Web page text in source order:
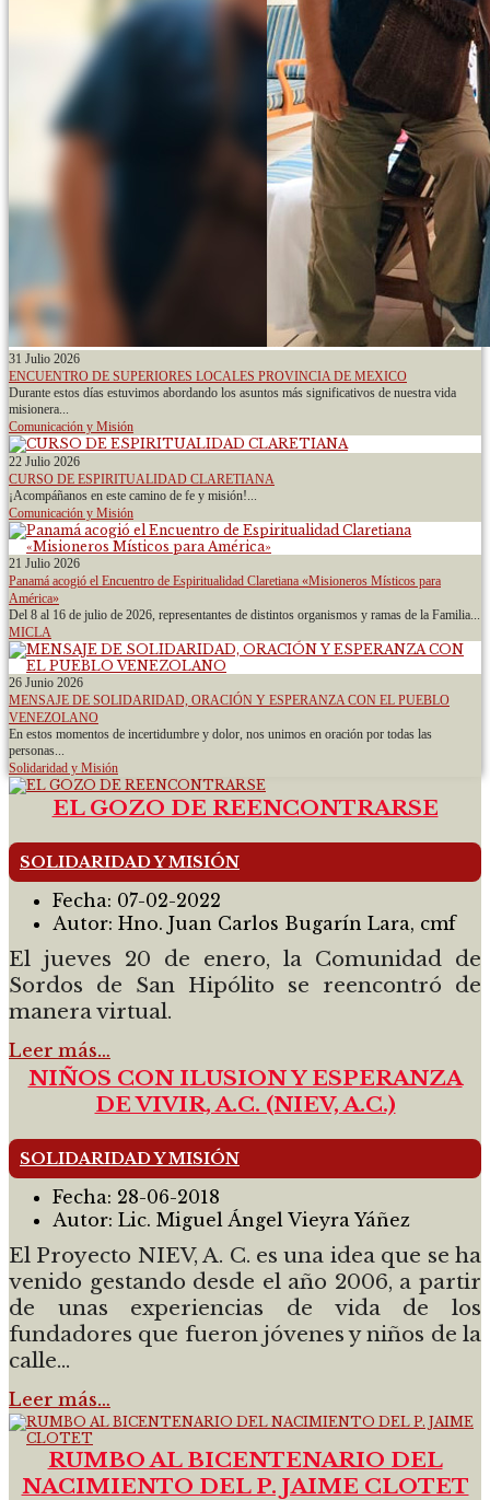
31 Julio 2026
ENCUENTRO DE SUPERIORES LOCALES PROVINCIA DE MEXICO
Durante estos días estuvimos abordando los asuntos más significativos de nuestra vida
misionera...
Comunicación y Misión
22 Julio 2026
CURSO DE ESPIRITUALIDAD CLARETIANA
¡Acompáñanos en este camino de fe y misión!...
Comunicación y Misión
21 Julio 2026
Panamá acogió el Encuentro de Espiritualidad Claretiana «Misioneros Místicos para
América»
Del 8 al 16 de julio de 2026, representantes de distintos organismos y ramas de la Familia...
MICLA
26 Junio 2026
MENSAJE DE SOLIDARIDAD, ORACIÓN Y ESPERANZA CON EL PUEBLO
VENEZOLANO
En estos momentos de incertidumbre y dolor, nos unimos en oración por todas las
personas...
Solidaridad y Misión
EL GOZO DE REENCONTRARSE
SOLIDARIDAD Y MISIÓN
Fecha: 07-02-2022
Autor: Hno. Juan Carlos Bugarín Lara, cmf
El jueves 20 de enero, la Comunidad de
Sordos de San Hipólito se reencontró de
manera virtual.
Leer más…
NIÑOS CON ILUSION Y ESPERANZA
DE VIVIR, A.C. (NIEV, A.C.)
SOLIDARIDAD Y MISIÓN
Fecha: 28-06-2018
Autor: Lic. Miguel Ángel Vieyra Yáñez
El Proyecto NIEV, A. C. es una idea que se ha
venido gestando desde el año 2006, a partir
de unas experiencias de vida de los
fundadores que fueron jóvenes y niños de la
calle...
Leer más…
RUMBO AL BICENTENARIO DEL
NACIMIENTO DEL P. JAIME CLOTET